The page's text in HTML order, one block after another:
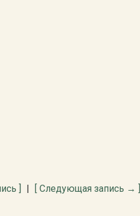
] | [ Следующая запись → ]